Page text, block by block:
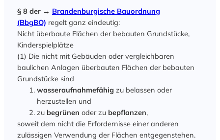
§ 8 der → Brandenburgische Bauordnung
(BbgBO) regelt ganz eindeutig:
Nicht überbaute Flächen der bebauten Grundstücke,
Kinderspielplätze
(1) Die nicht mit Gebäuden oder vergleichbaren
baulichen Anlagen überbauten Flächen der bebauten
Grundstücke sind
wasseraufnahmefähig zu belassen oder
herzustellen und
zu begrünen oder zu bepflanzen,
soweit dem nicht die Erfordernisse einer anderen
zulässigen Verwendung der Flächen entgegenstehen.